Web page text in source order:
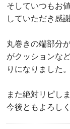
そしていつもお
していただき感
丸巻きの端部分
がクッションな
りになりました。
また絶対リピし
今後ともよろし